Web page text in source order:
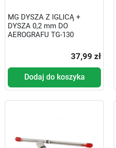
MG DYSZA Z IGLICĄ +
DYSZA 0,2 mm DO
AEROGRAFU TG-130
37,99 zł
Dodaj do koszyka